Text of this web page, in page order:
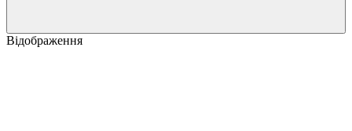
Відображення